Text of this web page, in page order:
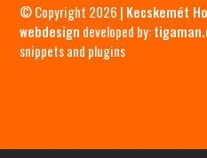
© Copyright 2026 | Kecskemét
webdesign developed by:
snippets and plugins